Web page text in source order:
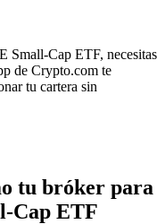
Small-Cap ETF, necesitas
de Crypto.com te
tu cartera sin
tu bróker para
Cap ETF